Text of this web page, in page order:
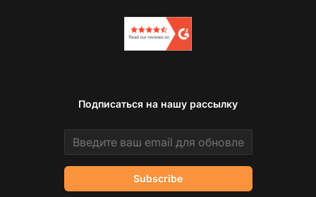
Подписаться на нашу рассылку
Email address
Subscribe